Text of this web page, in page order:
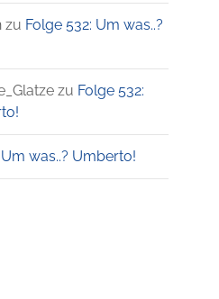
zu Folge 532: Um was..?
zu Folge 532:
was..? Umberto!